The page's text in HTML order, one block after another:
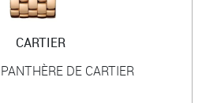
CARTIER
DE CARTIER